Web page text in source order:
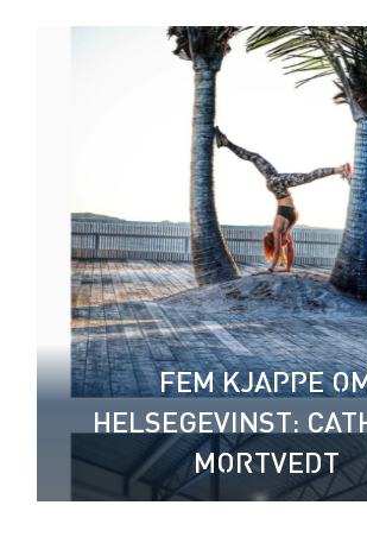
FEM KJAPPE
HELSEGEVINST:
MORTVEDT